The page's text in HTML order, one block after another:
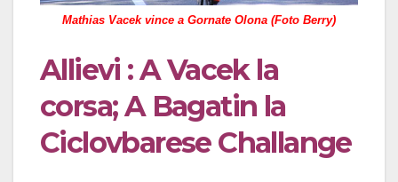
Mathias Vacek vince a Gornate Olona (Foto Berry)
Allievi : A Vacek la
corsa; A Bagatin la
Ciclovbarese Challange